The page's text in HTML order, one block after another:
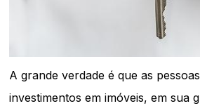
A grande verdade é que as
investimentos em imóveis, em sua